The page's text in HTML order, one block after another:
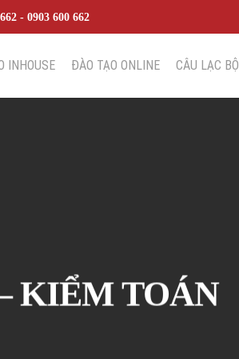
- 0903 600 662
INHOUSE ĐÀO TẠO ONLINE CÂU LẠC BỘ
KIỂM TOÁN